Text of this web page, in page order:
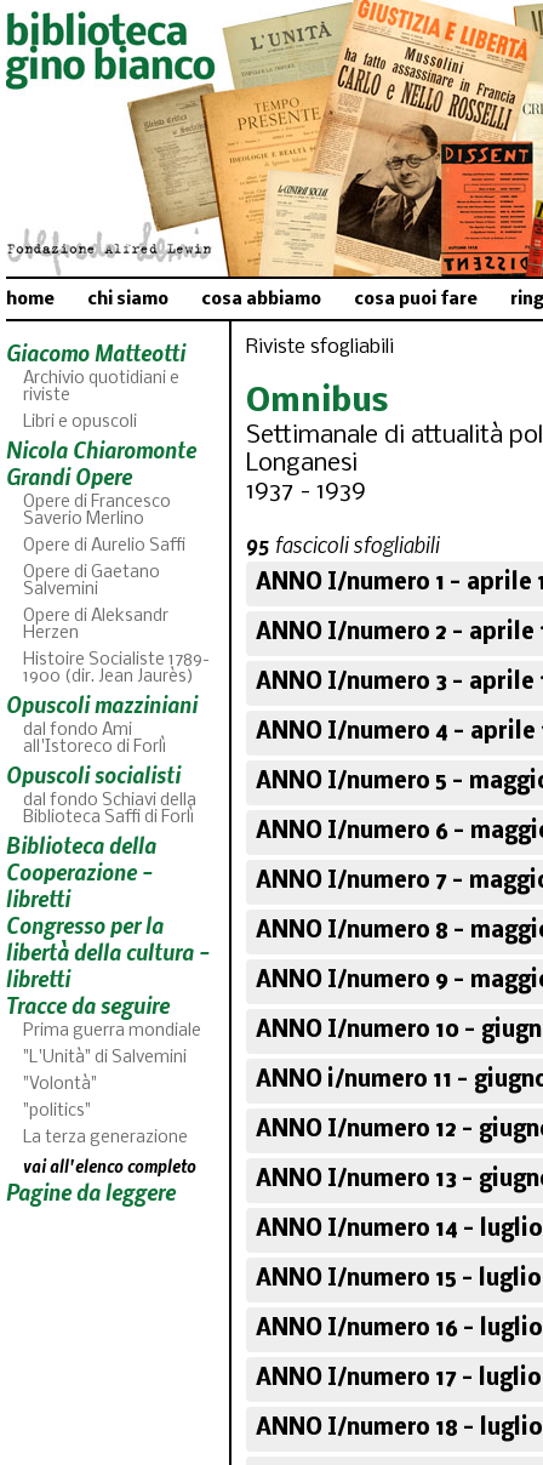
home chi siamo cosa abbiamo cosa puoi fare
Giacomo Matteotti
Archivio quotidiani e
riviste
Libri e opuscoli
Nicola Chiaromonte
Grandi Opere
Opere di Francesco
Saverio Merlino
Opere di Aurelio Saffi
Opere di Gaetano
Salvemini
Opere di Aleksandr
Herzen
Histoire Socialiste 1789-
1900 (dir. Jean Jaurès)
Opuscoli mazziniani
dal fondo Ami
all'Istoreco di Forlì
Opuscoli socialisti
dal fondo Schiavi della
Biblioteca Saffi di Forlì
Biblioteca della
Cooperazione -
libretti
Congresso per la
libertà della cultura -
libretti
Tracce da seguire
Prima guerra mondiale
"L'Unità" di Salvemini
"Volontà"
"politics"
La terza generazione
vai all'elenco completo
Pagine da leggere
Riviste sfogliabili
Omnibus
Settimanale di attualità
Longanesi
1937 - 1939
95 fascicoli sfogliabili
ANNO I/numero 1 - aprile
ANNO I/numero 2 - aprile
ANNO I/numero 3 - aprile
ANNO I/numero 4 - aprile
ANNO I/numero 5 -
ANNO I/numero 6 -
ANNO I/numero 7 -
ANNO I/numero 8 -
ANNO I/numero 9 -
ANNO I/numero 10 -
ANNO i/numero 11 -
ANNO I/numero 12 -
ANNO I/numero 13 -
ANNO I/numero 14 - luglio
ANNO I/numero 15 - luglio
ANNO I/numero 16 - luglio
ANNO I/numero 17 - luglio
ANNO I/numero 18 - luglio
ABC